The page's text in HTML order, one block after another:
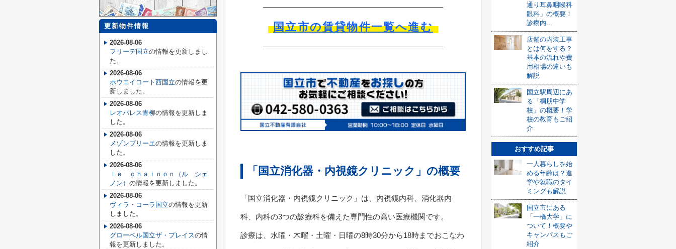
国立市の賃貸物件一覧へ進む
「国立消化器・内視鏡クリニック」の概要
「国立消化器・内視鏡クリニック」は、内視鏡内科、消化器内
科、内科の3つの診療科を備えた専門性の高い医療機関です。
診療は、水曜・木曜・土曜・日曜の8時30分から18時までおこなわ
通り耳鼻咽喉科
眼科」の概要！
診療内...
店舗の内装工事
とは何をする？
基本の流れや費
用相場の違いも
解説
国立駅周辺にあ
る「桐朋中学
校」の概要！学
校の教育もご紹
介
おすすめ記事
一人暮らしを始
める年齢は？進
学や就職のタイ
ミングも解説
国立市にある
「一橋大学」に
ついて！概要や
キャンパスもご
紹介
更新物件情報
2026-08-06
フリーデ国立の情報を更新しまし
た。
2026-08-06
ホウエイコート西国立の情報を更
新しました。
2026-08-06
レオパレス青柳の情報を更新しま
した。
2026-08-06
メゾンブリーエの情報を更新しま
した。
2026-08-06
ｌｅ ｃｈａｉｎｏｎ（ル シェ
ノン） の情報を更新しました。
2026-08-06
ヴィラ・コーラ国立の情報を更新
しました。
2026-08-06
グローベル国立ザ・プレイスの情
報を更新しました。